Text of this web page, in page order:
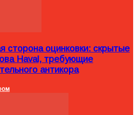
сторона оцинковки: скрытые
Haval, требующие
антикора